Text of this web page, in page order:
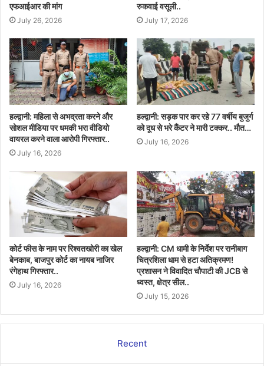
एफआईआर की मांग
July 26, 2026
रुकवाई वसूली..
July 17, 2026
हल्द्वानी: महिला से अभद्रता करने और
सोशल मीडिया पर धमकी भरा वीडियो
वायरल करने वाला आरोपी गिरफ्तार..
July 16, 2026
हल्द्वानी: सड़क पार कर रहे 77 वर्षीय बुजुर्ग
को दूध से भरे कैंटर ने मारी टक्कर.. मौत…
July 16, 2026
कोर्ट फीस के नाम पर रिश्वतखोरी का खेल
बेनकाब, बाजपुर कोर्ट का नायब नाजिर
रंगेहाथ गिरफ्तार..
July 16, 2026
हल्द्वानी: CM धामी के निर्देश पर रानीबाग
चित्रशिला धाम से हटा अतिक्रमण!
प्रशासन ने विवादित चौपाटी की JCB से
ध्वस्त, क्षेत्र सील..
July 15, 2026
Recent